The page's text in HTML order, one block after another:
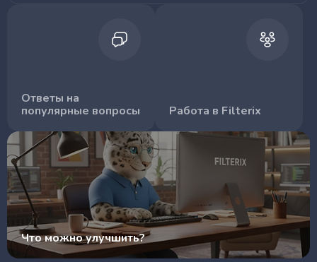
Ответы на
популярные вопросы
Работа в Filterix
Что можно улучшить?